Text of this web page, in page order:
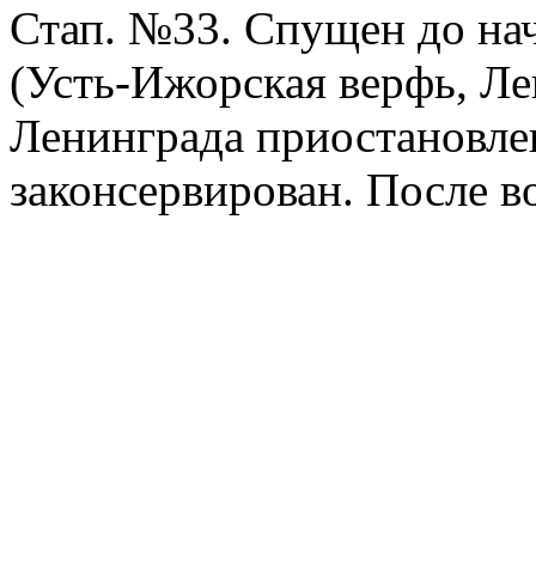
Стап. №33. Спущен до
(Усть-Ижорская верфь,
Ленинграда
законсервирован. После